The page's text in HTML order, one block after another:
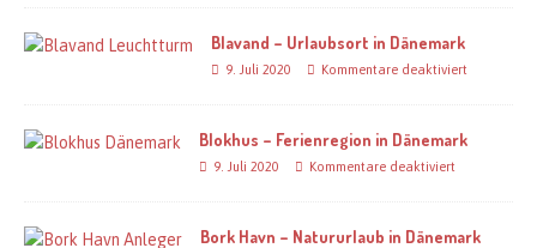
Blavand – Urlaubsort in Dänemark
9. Juli 2020 Kommentare deaktiviert
Blokhus – Ferienregion in Dänemark
9. Juli 2020 Kommentare deaktiviert
Bork Havn – Natururlaub in Dänemark